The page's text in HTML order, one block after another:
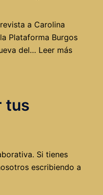
a Carolina
Plataforma Burgos
del… Leer más:
futuro
tus
Si tienes
escribiendo a